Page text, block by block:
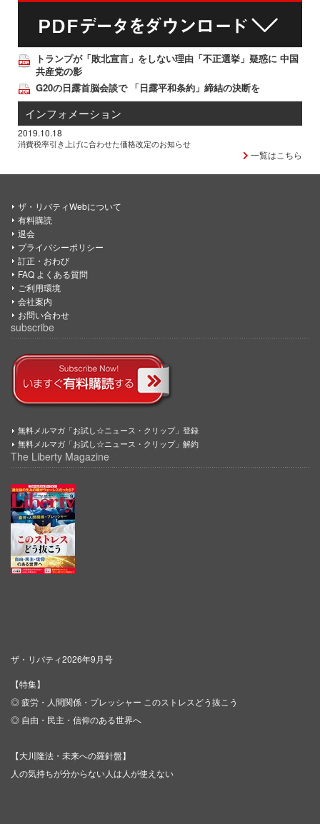
トランプが「敗北宣言」をしない理由「不正選挙」疑惑に 中国
共産党の影
G20の日露首脳会談で 「日露平和条約」締結の決断を
インフォメーション
2019.10.18
消費税率引き上げに合わせた価格改定のお知らせ
一覧はこちら
ザ・リバティWebについて
有料購読
退会
プライバシーポリシー
訂正・おわび
FAQ よくある質問
ご利用環境
会社案内
お問い合わせ
subscribe
無料メルマガ「お試し☆ニュース・クリップ」登録
無料メルマガ「お試し☆ニュース・クリップ」解約
The Liberty Magazine
ザ・リバティ2026年9月号
【特集】
◎ 疲労・人間関係・プレッシャー このストレスどう抜こう
◎ 自由・民主・信仰のある世界へ
【大川隆法・未来への羅針盤】
人の気持ちが分からない人は人が使えない